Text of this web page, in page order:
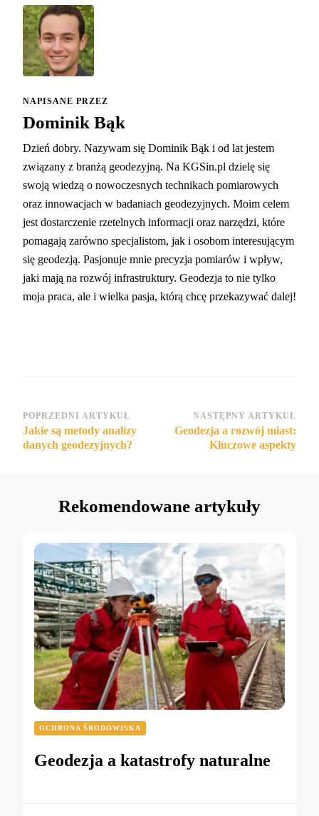
NAPISANE PRZEZ
Dominik Bąk
Dzień dobry. Nazywam się Dominik Bąk i od lat jestem
związany z branżą geodezyjną. Na KGSin.pl dzielę się
swoją wiedzą o nowoczesnych technikach pomiarowych
oraz innowacjach w badaniach geodezyjnych. Moim celem
jest dostarczenie rzetelnych informacji oraz narzędzi, które
pomagają zarówno specjalistom, jak i osobom interesującym
się geodezją. Pasjonuje mnie precyzja pomiarów i wpływ,
jaki mają na rozwój infrastruktury. Geodezja to nie tylko
moja praca, ale i wielka pasja, którą chcę przekazywać dalej!
Nawigacja
wpisu
POPRZEDNI ARTYKUŁ
Jakie są metody analizy
danych geodezyjnych?
NASTĘPNY ARTYKUŁ
Geodezja a rozwój miast:
Kluczowe aspekty
Rekomendowane artykuły
OCHRONA ŚRODOWISKA
Geodezja a katastrofy naturalne